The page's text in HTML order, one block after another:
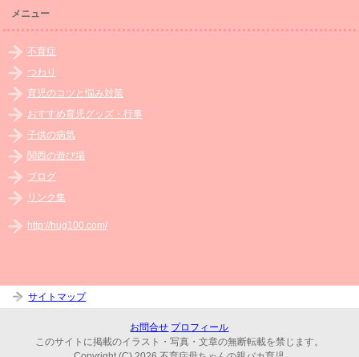
メニュー
不育症
つわり
育児のコツと悩み対策
おすすめ育児グッズ・行事
子供の病気
関西の遊び場
ブログ
リンク集
http://hug100.com/
サイトマップ
お問合せ プロフィール
このサイトに掲載のイラスト・写真・文章の無断転載を禁じます。